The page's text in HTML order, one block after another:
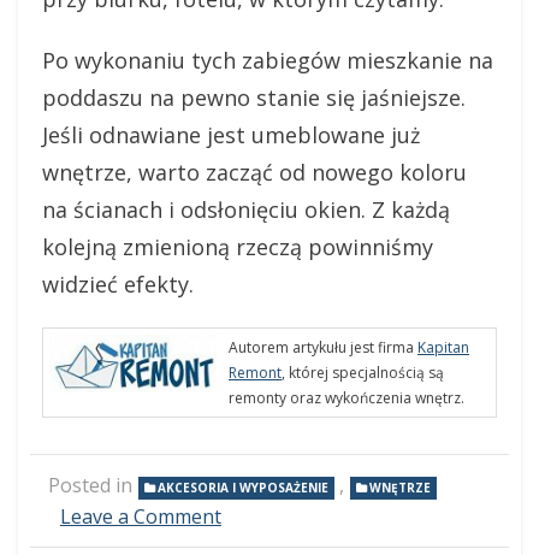
Po wykonaniu tych zabiegów mieszkanie na
poddaszu na pewno stanie się jaśniejsze.
Jeśli odnawiane jest umeblowane już
wnętrze, warto zacząć od nowego koloru
na ścianach i odsłonięciu okien. Z każdą
kolejną zmienioną rzeczą powinniśmy
widzieć efekty.
Autorem artykułu jest firma Kapitan
Remont, której specjalnością są
remonty oraz wykończenia wnętrz.
Posted in AKCESORIA I WYPOSAŻENIE , WNĘTRZE
Leave a Comment
Szybki